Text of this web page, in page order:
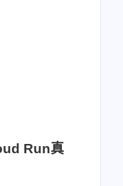
Run真